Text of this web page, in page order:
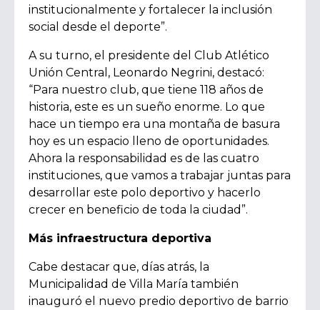
institucionalmente y fortalecer la inclusión
social desde el deporte”.
A su turno, el presidente del Club Atlético
Unión Central, Leonardo Negrini, destacó:
“Para nuestro club, que tiene 118 años de
historia, este es un sueño enorme. Lo que
hace un tiempo era una montaña de basura
hoy es un espacio lleno de oportunidades.
Ahora la responsabilidad es de las cuatro
instituciones, que vamos a trabajar juntas para
desarrollar este polo deportivo y hacerlo
crecer en beneficio de toda la ciudad”.
Más infraestructura deportiva
Cabe destacar que, días atrás, la
Municipalidad de Villa María también
inauguró el nuevo predio deportivo de barrio